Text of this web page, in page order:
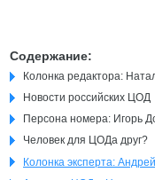
Содержание:
Колонка редактора:
Новости российcких ЦОД
Персона номера: Игорь
Человек для ЦОДа друг?
Колонка эксперта: